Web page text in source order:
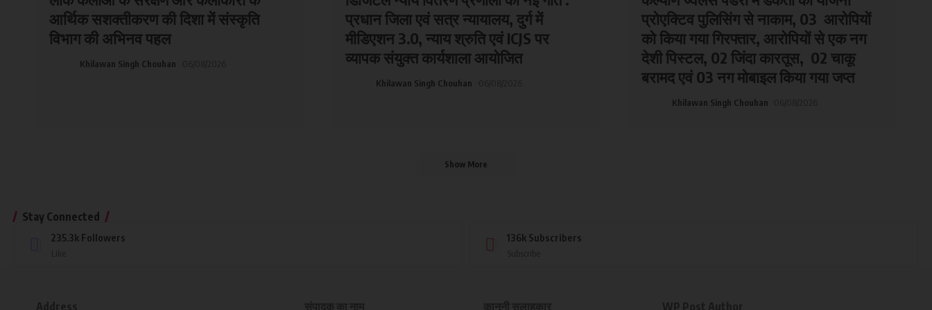
आर्थिक सशक्तीकरण की दिशा में संस्कृति
विभाग की अभिनव पहल
Khilawan Singh Chouhan
प्रधान जिला एवं सत्र न्यायालय, दुर्ग में
मीडिएशन 3.0, न्याय श्रुति एवं ICJS पर
व्यापक संयुक्त कार्यशाला आयोजित
Khilawan Singh Chouhan
प्रोएक्टिव पुलिसिंग से नाकाम, 03 आरोपियों
को किया गया गिरफ्तार, आरोपियों से एक नग
देशी पिस्टल, 02 जिंदा कारतूस, 02 चाकू
बरामद एवं 03 नग मोबाइल किया गया जप्त
Khilawan Singh Chouhan
Show More
Stay Connected
235.3k Followers 136k Subscribers